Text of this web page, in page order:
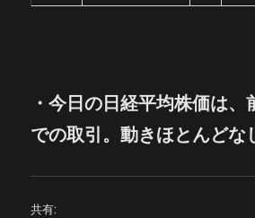
・今日の 日経平均株価は、
での取引。動きほとんどな
共有: